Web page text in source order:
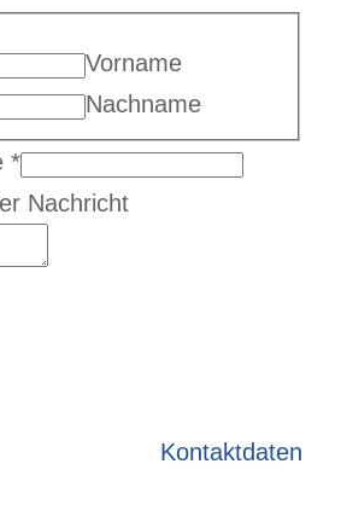
Vorname
Nachname
*
Nachricht
Kontaktdaten